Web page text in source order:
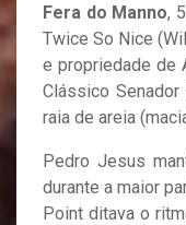
Fera do Manno,
Twice So Nice
e propriedade de
Clássico
raia de areia
Pedro Jesus
durante a maior
Point ditava o